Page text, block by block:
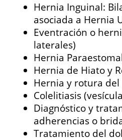
Hernia Inguinal:
asociada a Hernia
Eventración o
laterales)
Hernia
Hernia de Hiato y
Hernia y rotura del
Colelitiasis
Diagnóstico y
adherencias o
Tratamiento del